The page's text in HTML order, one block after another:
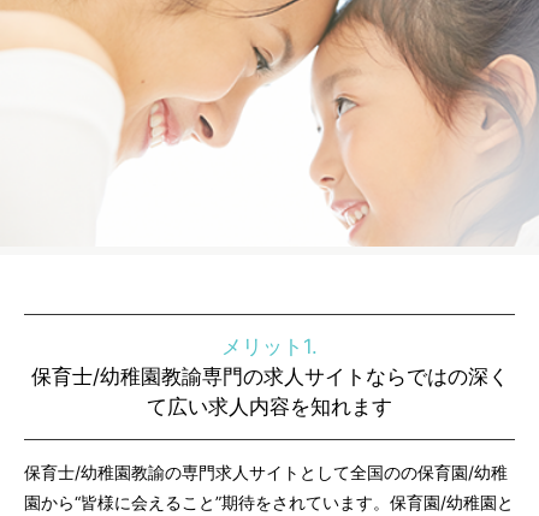
メリット1.
保育士/幼稚園教諭専門の求人サイトならではの深く
て広い求人内容を知れます
保育士/幼稚園教諭の専門求人サイトとして全国のの保育園/幼稚
園から“皆様に会えること”期待をされています。保育園/幼稚園と